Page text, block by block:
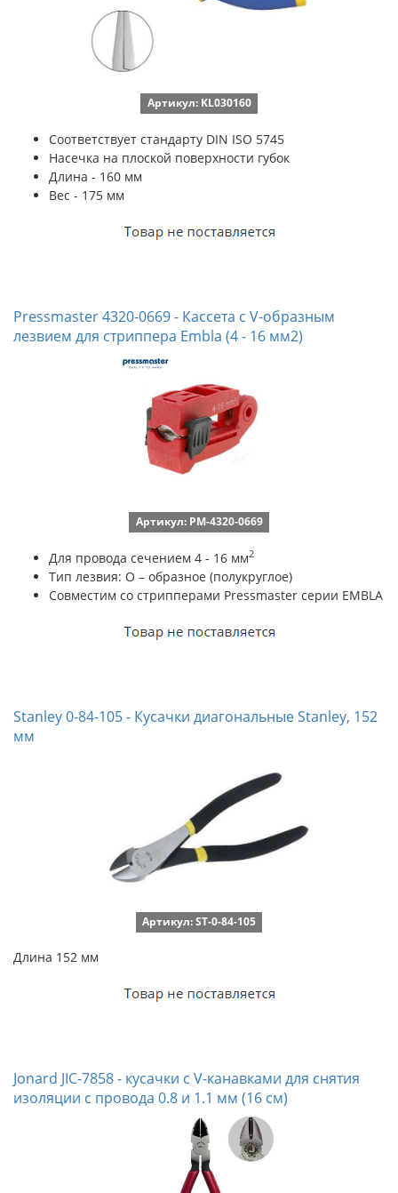
Артикул: KL030160
Соответствует стандарту DIN ISO 5745
Насечка на плоской поверхности губок
Длина - 160 мм
Вес - 175 мм
Pressmaster 4320-0669 - Кассета с V-образным
лезвием для стриппера Embla (4 - 16 мм2)
Артикул: PM-4320-0669
Для провода сечением 4 - 16 мм2
Тип лезвия: O – образное (полукруглое)
Совместим со стрипперами Pressmaster серии EMBLA
Stanley 0-84-105 - Кусачки диагональные Stanley, 152
мм
Артикул: ST-0-84-105
Длина 152 мм
Jonard JIC-7858 - кусачки с V-канавками для снятия
изоляции с провода 0.8 и 1.1 мм (16 см)